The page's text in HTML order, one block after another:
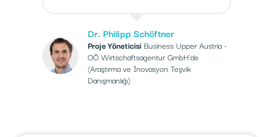
Dr. Philipp Schöftner
Proje Yöneticisi Business Upper Austria -
OÖ Wirtschaftsagentur GmbH'de
(Araştırma ve İnovasyon Teşvik
Danışmanlığı)